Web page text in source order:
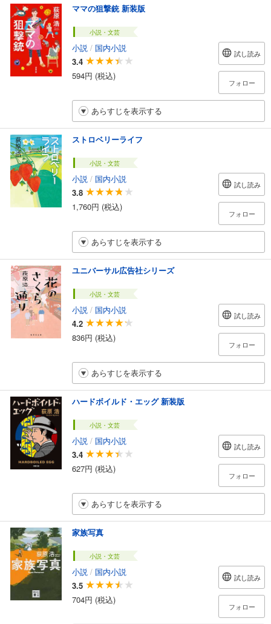
ママの狙撃銃 新装版
小説・文芸
小説 / 国内小説
3.4
594円 (税込)
試し読み
フォロー
あらすじを表示する
ストロベリーライフ
小説・文芸
小説 / 国内小説
3.8
1,760円 (税込)
試し読み
フォロー
あらすじを表示する
ユニバーサル広告社シリーズ
小説・文芸
小説 / 国内小説
4.2
836円 (税込)
試し読み
フォロー
あらすじを表示する
ハードボイルド・エッグ 新装版
小説・文芸
小説 / 国内小説
3.4
627円 (税込)
試し読み
フォロー
あらすじを表示する
家族写真
小説・文芸
小説 / 国内小説
3.5
704円 (税込)
試し読み
フォロー